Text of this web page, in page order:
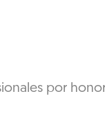
por